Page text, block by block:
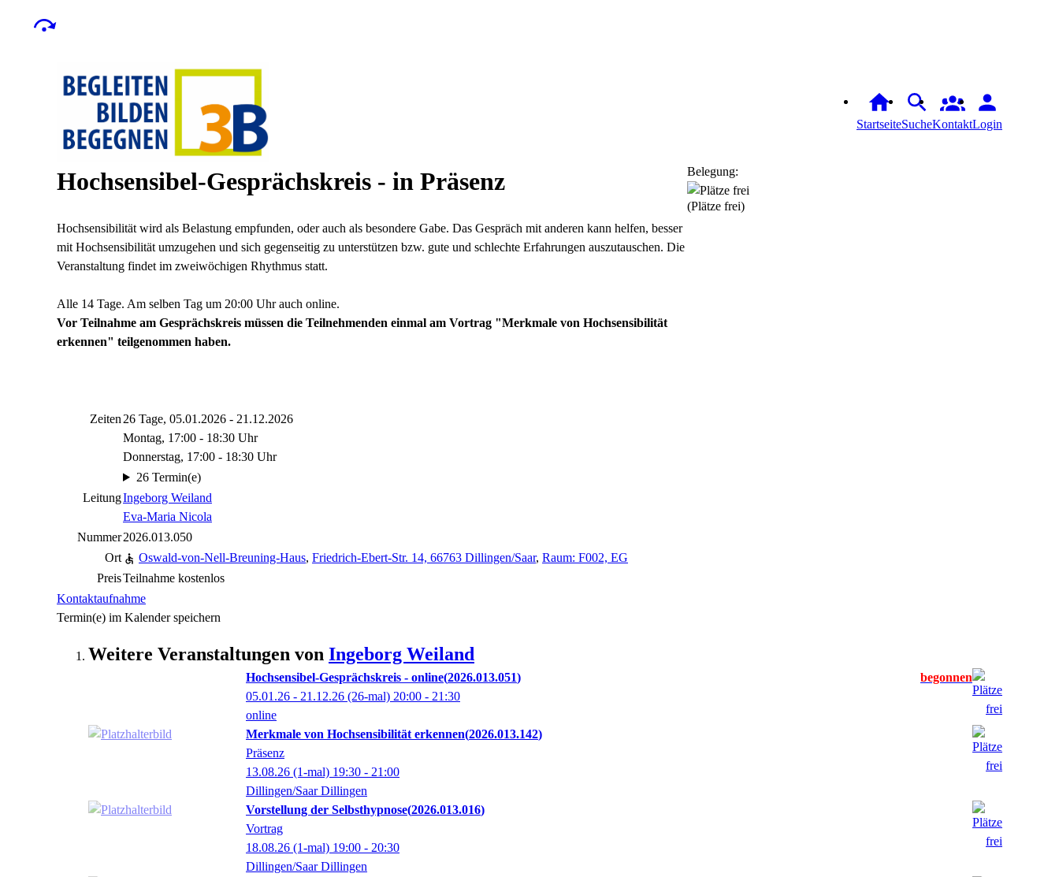
StartseiteSucheKontaktLogin
Hochsensibel-Gesprächskreis - in Präsenz
Hochsensibilität wird als Belastung empfunden, oder auch als besondere Gabe. Das Gespräch mit anderen kann helfen, besser
mit Hochsensibilität umzugehen und sich gegenseitig zu unterstützen bzw. gute und schlechte Erfahrungen auszutauschen. Die
Veranstaltung findet im zweiwöchigen Rhythmus statt.
Alle 14 Tage. Am selben Tag um 20:00 Uhr auch online.
Vor Teilnahme am Gesprächskreis müssen die Teilnehmenden einmal am Vortrag "Merkmale von Hochsensibilität
erkennen" teilgenommen haben.
Zeiten 26 Tage, 05.01.2026 - 21.12.2026
Montag, 17:00 - 18:30 Uhr
Donnerstag, 17:00 - 18:30 Uhr
26 Termin(e)
LeitungIngeborg Weiland
Eva-Maria Nicola
Nummer2026.013.050
Ort
Oswald-von-Nell-Breuning-Haus, Friedrich-Ebert-Str. 14, 66763 Dillingen/Saar, Raum: F002, EG
PreisTeilnahme kostenlos
Kontaktaufnahme
Belegung:
(Plätze frei)
Termin(e) im Kalender speichern
Weitere Veranstaltungen von Ingeborg Weiland
Hochsensibel-Gesprächskreis - online 2026.013.051
05.01.26 - 21.12.26 (26-mal) 20:00 - 21:30
online
Merkmale von Hochsensibilität erkennen 2026.013.142
Präsenz
13.08.26 (1-mal) 19:30 - 21:00
Dillingen/Saar Dillingen
Vorstellung der Selbsthypnose 2026.013.016
Vortrag
18.08.26 (1-mal) 19:00 - 20:30
Dillingen/Saar Dillingen